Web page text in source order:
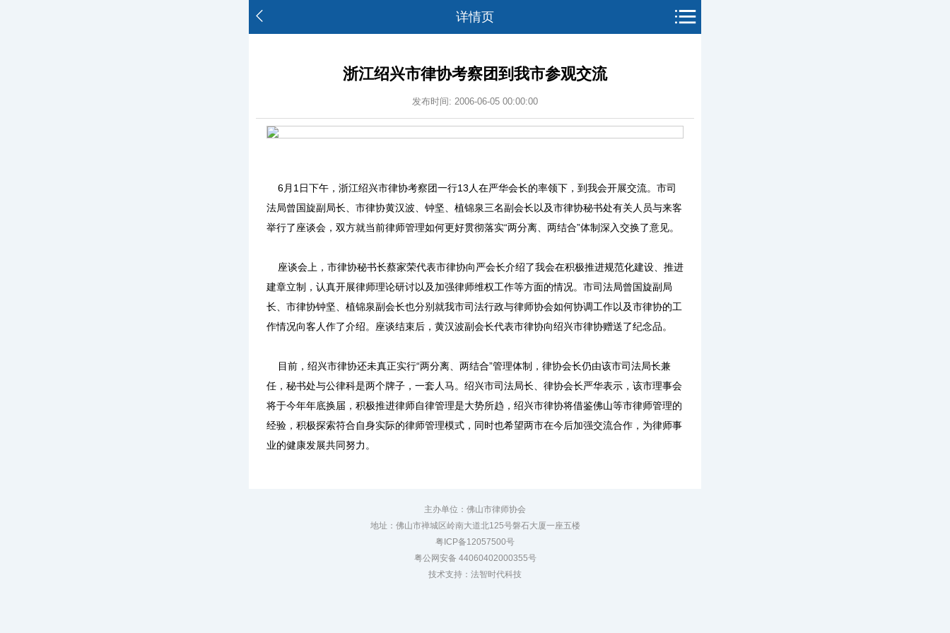
详情页
浙江绍兴市律协考察团到我市参观交流
发布时间: 2006-06-05 00:00:00
6月1日下午，浙江绍兴市律协考察团一行13人在严华会长的率领下，到我会开展交流。市司
法局曾国旋副局长、市律协黄汉波、钟坚、植锦泉三名副会长以及市律协秘书处有关人员与来客
举行了座谈会，双方就当前律师管理如何更好贯彻落实“两分离、两结合”体制深入交换了意见。
座谈会上，市律协秘书长蔡家荣代表市律协向严会长介绍了我会在积极推进规范化建设、推进
建章立制，认真开展律师理论研讨以及加强律师维权工作等方面的情况。市司法局曾国旋副局
长、市律协钟坚、植锦泉副会长也分别就我市司法行政与律师协会如何协调工作以及市律协的工
作情况向客人作了介绍。座谈结束后，黄汉波副会长代表市律协向绍兴市律协赠送了纪念品。
目前，绍兴市律协还未真正实行“两分离、两结合”管理体制，律协会长仍由该市司法局长兼
任，秘书处与公律科是两个牌子，一套人马。绍兴市司法局长、律协会长严华表示，该市理事会
将于今年年底换届，积极推进律师自律管理是大势所趋，绍兴市律协将借鉴佛山等市律师管理的
经验，积极探索符合自身实际的律师管理模式，同时也希望两市在今后加强交流合作，为律师事
业的健康发展共同努力。
主办单位：佛山市律师协会
地址：佛山市禅城区岭南大道北125号磐石大厦一座五楼
粤ICP备12057500号
粤公网安备 44060402000355号
技术支持：法智时代科技